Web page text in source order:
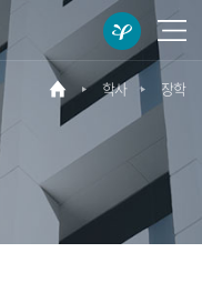
뉴
열
기
용
인
대
학
바
가
메
학사 장학